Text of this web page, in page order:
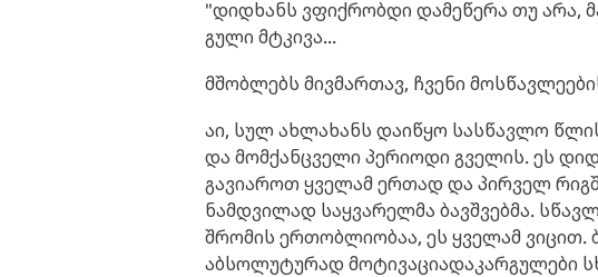
"დიდხანს ვფიქრობდი დამეწერა თუ არა,
გული მტკივა...
მშობლებს მივმართავ, ჩვენი
აი, სულ ახლახანს დაიწყო სასწავლო
და მომქანცველი პერიოდი გველის. ეს
გავიაროთ ყველამ ერთად და პირველ
ნამდვილად საყვარელმა ბავშვებმა.
შრომის ერთობლიობაა, ეს ყველამ ვიცით.
აბსოლუტურად მოტივაციადაკარგულები